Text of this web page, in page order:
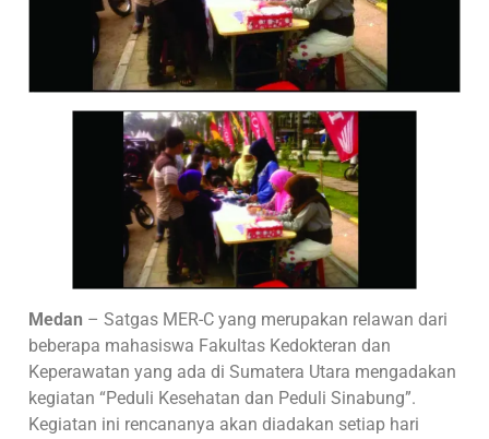
Medan – Satgas MER-C yang merupakan relawan dari
beberapa mahasiswa Fakultas Kedokteran dan
Keperawatan yang ada di Sumatera Utara mengadakan
kegiatan “Peduli Kesehatan dan Peduli Sinabung”.
Kegiatan ini rencananya akan diadakan setiap hari